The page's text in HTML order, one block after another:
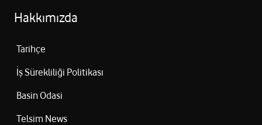
Hakkımızda
Tarihçe
İş Sürekliliği Politikası
Basin Odasi
Telsim News